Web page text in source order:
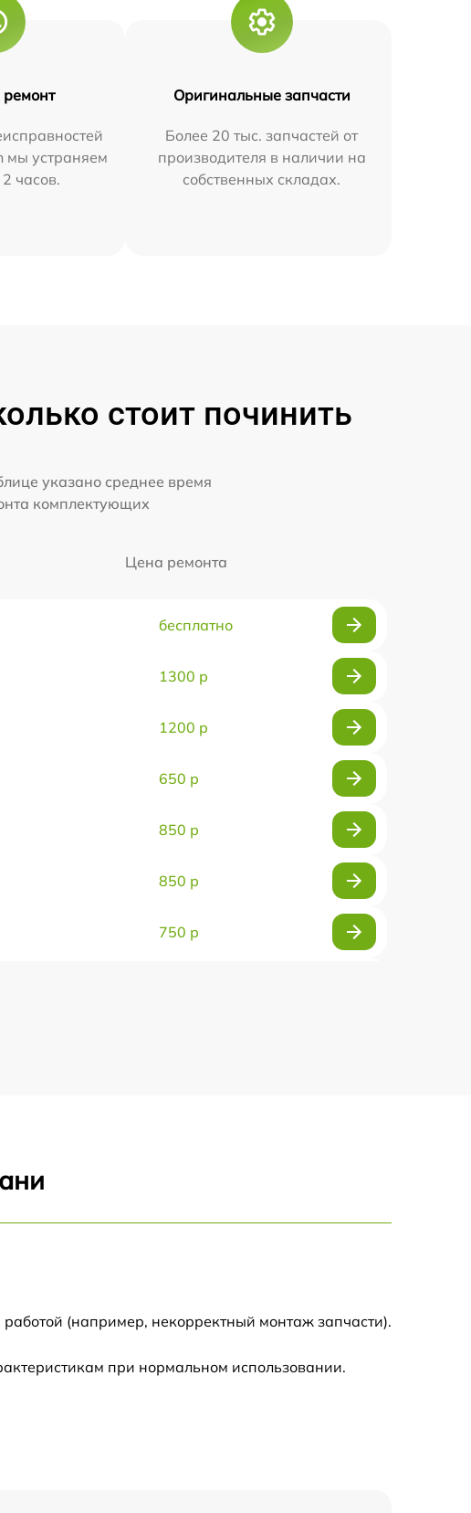
мы устраняем
часов.
Оригинальные запчасти
Более 20 тыс. запчастей от
производителя в наличии на
собственных складах.
стоит починить
указано среднее время
комплектующих
Цена ремонта
бесплатно
1300 р
1200 р
650 р
850 р
850 р
750 р
(например, некорректный монтаж запчасти).
при нормальном использовании.